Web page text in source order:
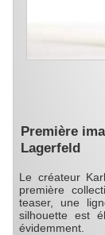
Première
Lagerfeld
Le créateur
première
teaser, une
silhouette est
évidemment.